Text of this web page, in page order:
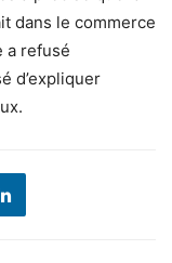
dans le commerce
a refusé
d’expliquer